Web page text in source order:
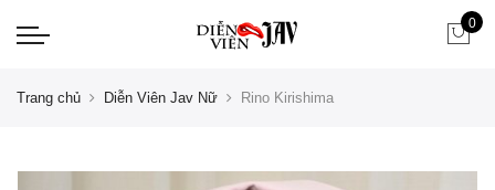
0
Trang chủ Diễn Viên Jav Nữ Rino Kirishima